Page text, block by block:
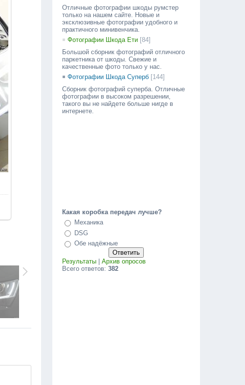
Отличные фотографии шкоды румстер
только на нашем сайте. Новые и
эксклюзивные фотографии удобного и
практичного минивенчика.
Фотографии Шкода Ети [84]
Большой сборник фотографий отличного
паркетника от шкоды. Свежие и
качественные фото только у нас.
Фотографии Шкода Суперб [144]
Сборник фотографий суперба. Отличные
фотографии в высоком разрешении,
такого вы не найдете больше нигде в
интернете.
Какая коробка передач лучше?
Механика
DSG
Обе надёжные
Результаты |Архив опросов
Всего ответов:382